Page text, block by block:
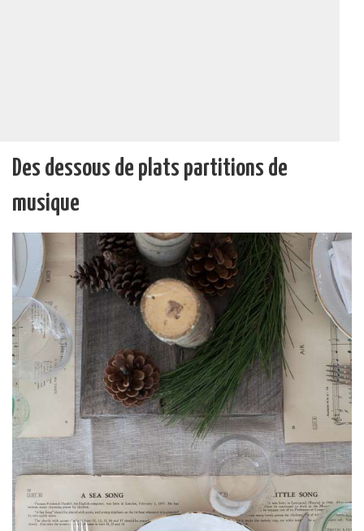
Des dessous de plats partitions de
musique